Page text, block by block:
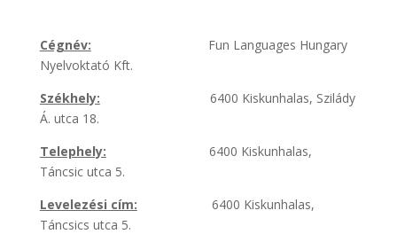
Cégnév: Fun Languages Hungary
Nyelvoktató Kft.
Székhely: 6400 Kiskunhalas, Szilády
Á. utca 18.
Telephely: 6400 Kiskunhalas,
Táncsic utca 5.
Levelezési cím: 6400 Kiskunhalas,
Táncsics utca 5.